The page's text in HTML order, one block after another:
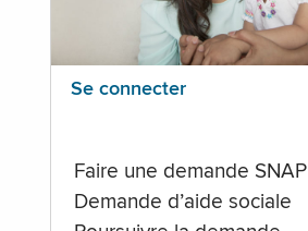
Se connecter
Faire une demande SNAP
Demande d’aide sociale